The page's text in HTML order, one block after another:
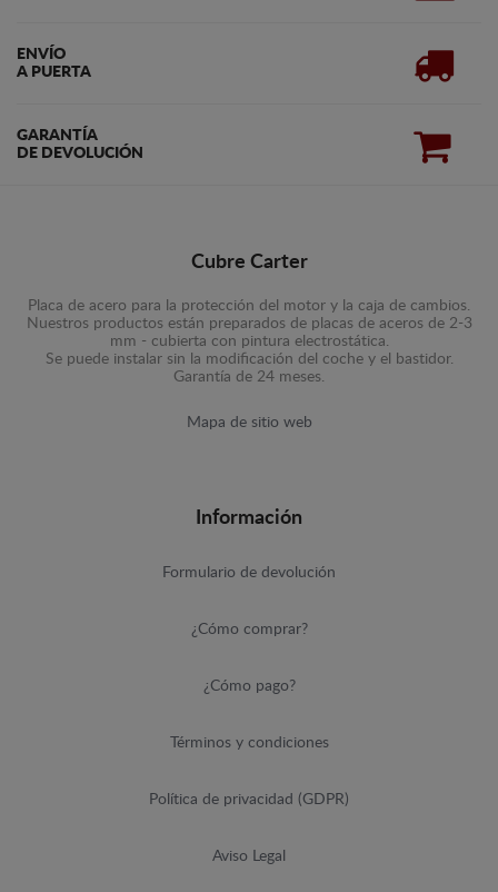
ENVÍO
A PUERTA
GARANTÍA
DE DEVOLUCIÓN
Cubre Carter
Placa de acero para la protección del motor y la caja de cambios.
Nuestros productos están preparados de placas de aceros de 2-3
mm - cubierta con pintura electrostática.
Se puede instalar sin la modificación del coche y el bastidor.
Garantía de 24 meses.
Mapa de sitio web
Información
Formulario de devolución
¿Cómo comprar?
¿Cómo pago?
Términos y condiciones
Política de privacidad (GDPR)
Aviso Legal